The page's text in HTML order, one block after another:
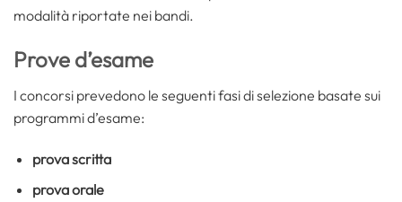
modalità riportate nei bandi.
Prove d’esame
I concorsi prevedono le seguenti fasi di selezione basate sui
programmi d’esame:
prova scritta
prova orale